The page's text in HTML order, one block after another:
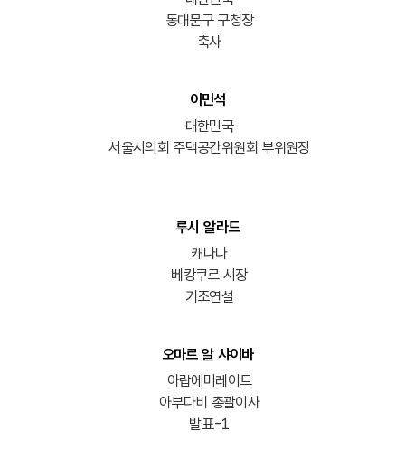
동대문구 구청장
축사
이민석
대한민국
서울시의회 주택공간위원회 부위원장
루시 알라드
캐나다
베캉쿠르 시장
기조연설
오마르 알 샤이바
아랍에미레이트
아부다비 총괄이사
발표-1